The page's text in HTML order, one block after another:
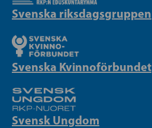
Svenska riksdagsgruppen
Svenska Kvinnoförbundet
Svensk Ungdom